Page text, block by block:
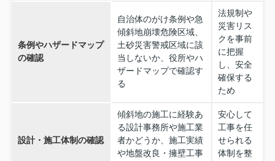
条例やハザードマップ
の確認
自治体のがけ条例や急
傾斜地崩壊危険区域、
土砂災害警戒区域に該
当しないか、役所やハ
ザードマップで確認す
る
法規制や
災害リス
クを事前
に把握
し、安全
確保する
ため
設計・施工体制の確認
傾斜地の施工に経験あ
る設計事務所や施工業
者かどうか、施工実績
や地盤改良・擁壁工事
安心して
工事を任
せられる
体制を整